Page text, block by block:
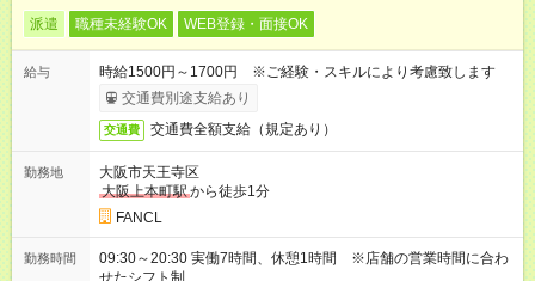
派遣 職種未経験OK WEB登録・面接OK
給与
時給1500円～1700円 ※ご経験・スキルにより考慮致します
交通費別途支給あり
交通費 交通費全額支給（規定あり）
勤務地
大阪市天王寺区
大阪上本町駅から徒歩1分
FANCL
勤務時間
09:30～20:30 実働7時間、休憩1時間 ※店舗の営業時間に合わ
せたシフト制